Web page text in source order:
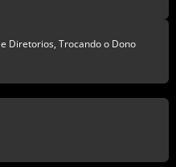
Diretorios, Trocando o Dono